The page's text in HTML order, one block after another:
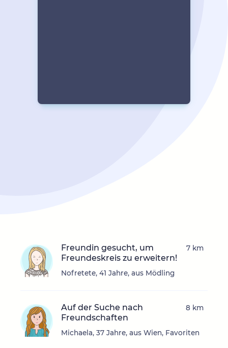
Freundin gesucht, um
Freundeskreis zu erweitern!
Nofretete, 41 Jahre, aus Mödling
7 km
Auf der Suche nach
Freundschaften
Michaela, 37 Jahre, aus Wien, Favoriten
8 km